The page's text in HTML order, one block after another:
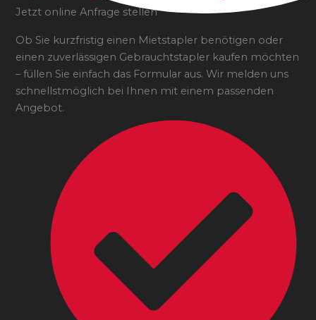
Jetzt online Anfrage stellen
Ob Sie kurzfristig einen Mietstapler benötigen oder
einen zuverlässigen Gebrauchtstapler kaufen möchten
– füllen Sie einfach das Formular aus. Wir melden uns
schnellstmöglich bei Ihnen mit einem passenden
Angebot.